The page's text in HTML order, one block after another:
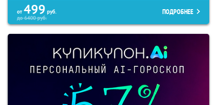
от 499 руб.
до6400руб.
ПОДРОБНЕЕ